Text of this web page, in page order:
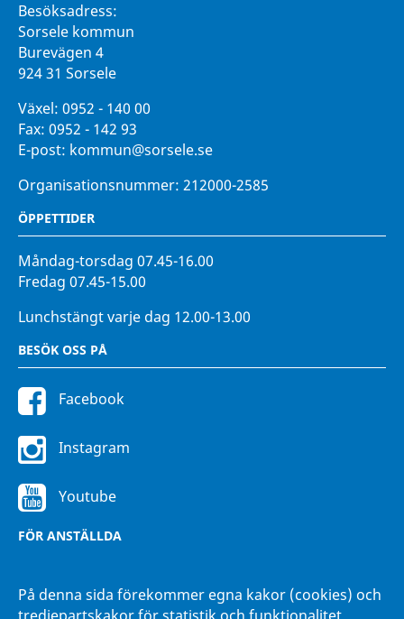
På denna sida förekommer egna kakor (cookies) och
Besöksadress:
Sorsele kommun
Burevägen 4
924 31 Sorsele
Växel: 0952 - 140 00
Fax: 0952 - 142 93
E-post: kommun@sorsele.se
Organisationsnummer: 212000-2585
ÖPPETTIDER
Måndag-torsdag 07.45-16.00
Fredag 07.45-15.00
Lunchstängt varje dag 12.00-13.00
BESÖK OSS PÅ
Facebook
Instagram
Youtube
FÖR ANSTÄLLDA